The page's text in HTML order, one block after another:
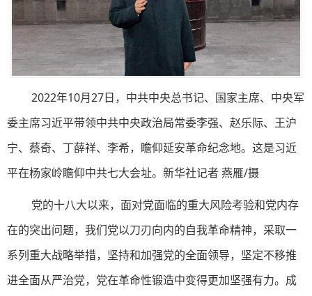
2022年10月27日，中共中央总书记、国家主席、中央军
委主席习近平带领中共中央政治局常委李强、赵乐际、王沪
宁、蔡奇、丁薛祥、李希，瞻仰延安革命纪念地。这是习近
平在杨家岭瞻仰中共七大会址。新华社记者 燕雁/摄
党的十八大以来，面对党面临的重大风险考验和党内存
在的突出问题，我们党以刀刃向内的自我革命精神，采取一
系列重大战略举措，坚持和加强党的全面领导，坚定不移推
进全面从严治党，党在革命性锻造中变得更加坚强有力。成